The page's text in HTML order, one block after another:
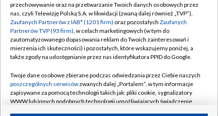
Abonament TVP
Emisja w TVP
Centrum informacji TVP
Naziemna Telewizja Cyfrowa
Rada Programowa
System NOS
Informacje o nadawcy
Regulamin TVP
Polityka prywatności
Moje zgody
Pomoc
Kontakt
przechowywanie oraz na przetwarzanie Twoich danych osobowych przez
nas, czyli Telewizję Polską S.A. w likwidacji (zwaną dalej również „TVP”),
Zaufanych Partnerów z IAB* (1201 firm) oraz pozostałych Zaufanych
Partnerów TVP (93 firm), w celach marketingowych (w tym do
zautomatyzowanego dopasowania reklam do Twoich zainteresowań i
mierzenia ich skuteczności) i pozostałych, które wskazujemy poniżej, a
także zgody na udostępnianie przez nas identyfikatora PPID do Google.
Twoje dane osobowe zbierane podczas odwiedzania przez Ciebie naszych
poszczególnych serwisówzwanych dalej „Portalem”, w tym informacje
zapisywane za pomocą technologii takich jak: pliki cookie, sygnalizatory
WWW lub innych podobnych technologii umożliwiających świadczenie